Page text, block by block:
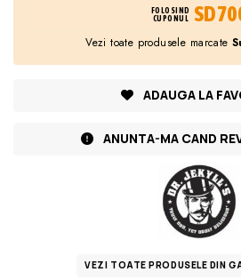
FOLOSIND
CUPONUL
Vezi toate produsele marcate
ADAUGA LA
ANUNTA-MA CAND
VEZI TOATE PRODUSELE DIN